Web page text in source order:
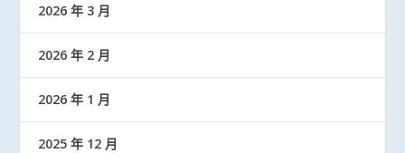
2026 年 3 月
2026 年 2 月
2026 年 1 月
2025 年 12 月